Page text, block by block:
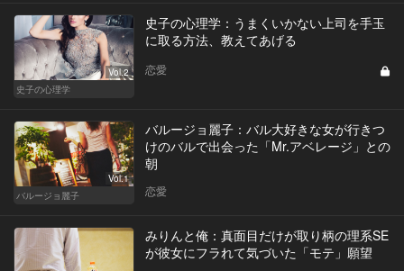
Vol.2
史子の心理学
史子の心理学：うまくいかない上司を手玉
に取る方法、教えてあげる
恋愛
Vol.1
バルージョ麗子
バルージョ麗子：バル大好きな女が行きつ
けのバルで出会った「Mr.アベレージ」との
朝
恋愛
みりんと俺：真面目だけが取り柄の理系SE
が彼女にフラれて気づいた「モテ」願望